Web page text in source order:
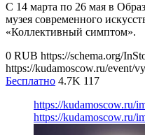
С 14 марта по 26 мая в
музея современного
«Коллективный симптом».
0 RUB https://schema.org/
https://kudamoscow.ru/event/
Бесплатно 4.7K 117
https://kudamoscow.ru/
https://kudamoscow.ru/